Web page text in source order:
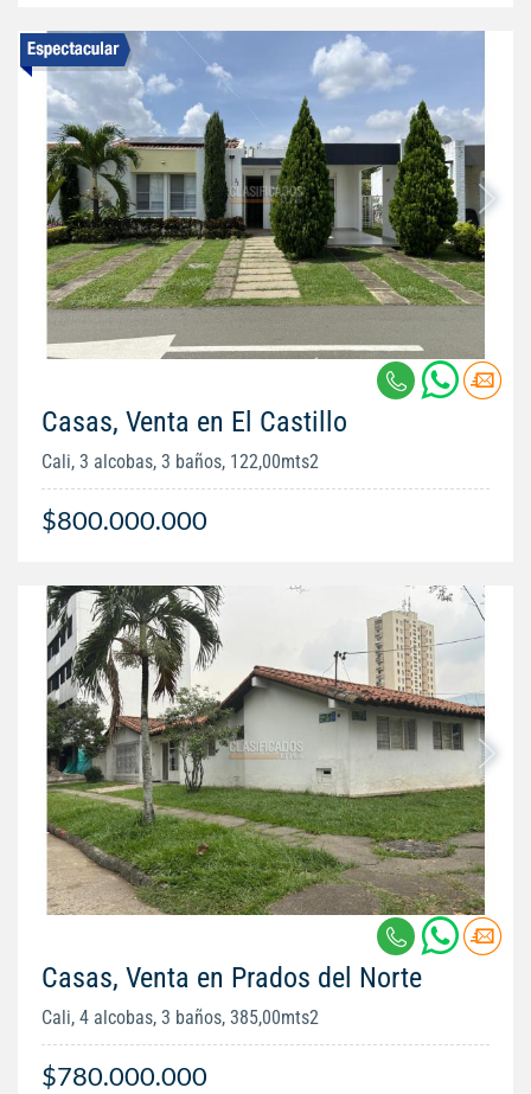
Casas, Venta en El Castillo
Cali, 3 alcobas, 3 baños, 122,00mts2
$800.000.000
Casas, Venta en Prados del Norte
Cali, 4 alcobas, 3 baños, 385,00mts2
$780.000.000